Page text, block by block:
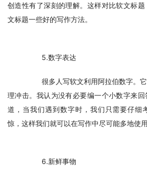
创造性有了深刻的理解。这样对比软文标
文标题一些好的写作方法。
5.数字表达
很多人写软文利用阿拉伯数字。它
理冲击。我认为没有必要编一个小数字来
道，当我们遇到数字时，我们只需要仔细
惊，这样我们就可以在写作中尽可能多地使用
6.新鲜事物